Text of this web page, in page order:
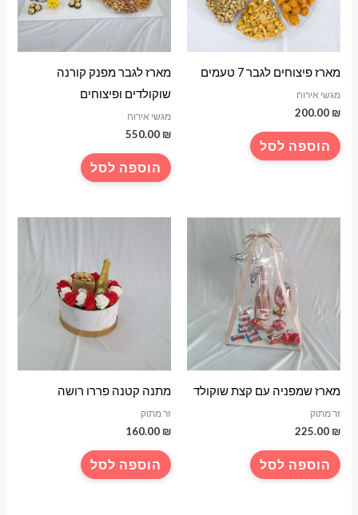
מארז פיצוחים לגבר 7 טעמים
מגשי אירוח
200.00 ₪
הוספה לסל
מארז לגבר מפנק קורנה
שוקולדים ופיצוחים
מגשי אירוח
550.00 ₪
הוספה לסל
מארז שמפניה עם קצת שוקולד
זר מתוק
225.00 ₪
הוספה לסל
מתנה קטנה פררו רושה
זר מתוק
160.00 ₪
הוספה לסל